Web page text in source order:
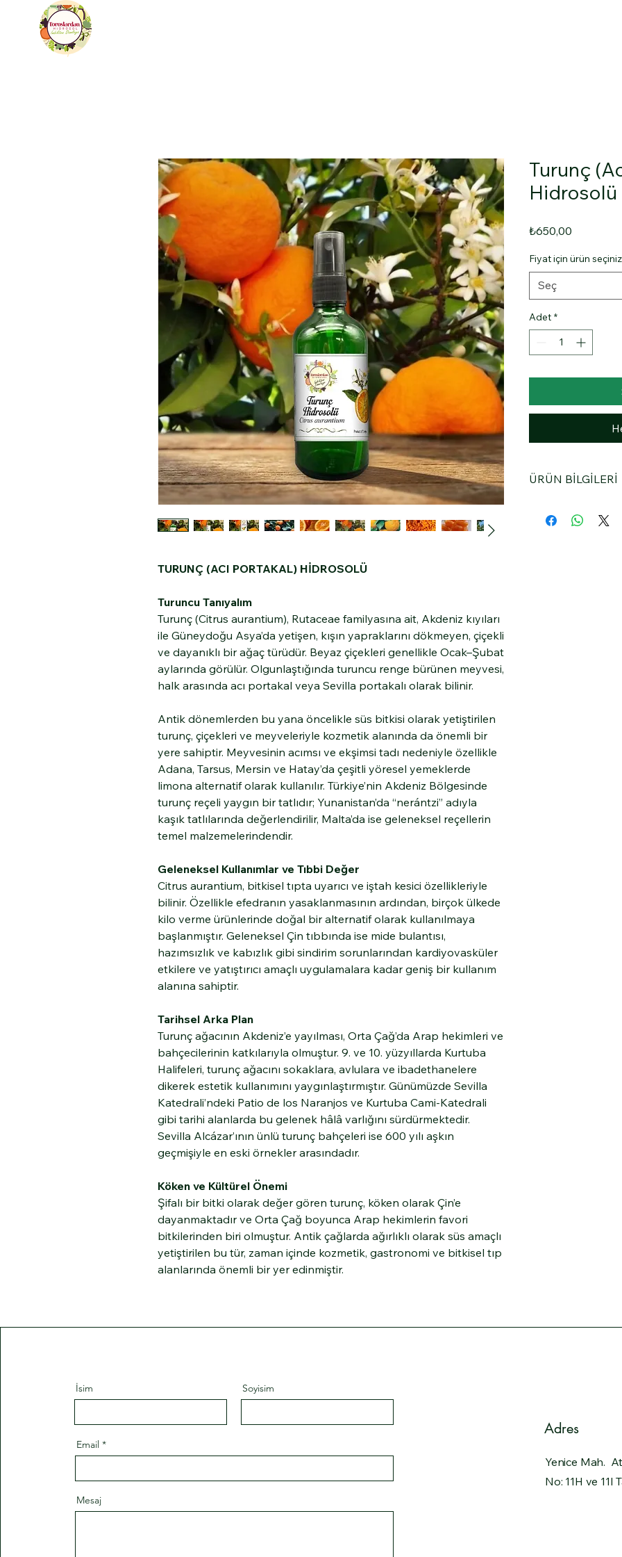
TURUNÇ (ACI PORTAKAL) HİDROSOLÜ
Turuncu Tanıyalım
Turunç (Citrus aurantium), Rutaceae familyasına ait, Akdeniz kıyıları
ile Güneydoğu Asya’da yetişen, kışın yapraklarını dökmeyen, çiçekli
ve dayanıklı bir ağaç türüdür. Beyaz çiçekleri genellikle Ocak–Şubat
aylarında görülür. Olgunlaştığında turuncu renge bürünen meyvesi,
halk arasında acı portakal veya Sevilla portakalı olarak bilinir.
Antik dönemlerden bu yana öncelikle süs bitkisi olarak yetiştirilen
turunç, çiçekleri ve meyveleriyle kozmetik alanında da önemli bir
yere sahiptir. Meyvesinin acımsı ve ekşimsi tadı nedeniyle özellikle
Adana, Tarsus, Mersin ve Hatay’da çeşitli yöresel yemeklerde
limona alternatif olarak kullanılır. Türkiye’nin Akdeniz Bölgesinde
turunç reçeli yaygın bir tatlıdır; Yunanistan’da “nerántzi” adıyla
kaşık tatlılarında değerlendirilir, Malta’da ise geleneksel reçellerin
temel malzemelerindendir.
Geleneksel Kullanımlar ve Tıbbi Değer
Citrus aurantium, bitkisel tıpta uyarıcı ve iştah kesici özellikleriyle
bilinir. Özellikle efedranın yasaklanmasının ardından, birçok ülkede
kilo verme ürünlerinde doğal bir alternatif olarak kullanılmaya
başlanmıştır. Geleneksel Çin tıbbında ise mide bulantısı,
hazımsızlık ve kabızlık gibi sindirim sorunlarından kardiyovasküler
etkilere ve yatıştırıcı amaçlı uygulamalara kadar geniş bir kullanım
alanına sahiptir.
Tarihsel Arka Plan
Turunç ağacının Akdeniz’e yayılması, Orta Çağ’da Arap hekimleri ve
bahçecilerinin katkılarıyla olmuştur. 9. ve 10. yüzyıllarda Kurtuba
Halifeleri, turunç ağacını sokaklara, avlulara ve ibadethanelere
dikerek estetik kullanımını yaygınlaştırmıştır. Günümüzde Sevilla
Katedrali’ndeki Patio de los Naranjos ve Kurtuba Cami-Katedrali
gibi tarihi alanlarda bu gelenek hâlâ varlığını sürdürmektedir.
Sevilla Alcázar’ının ünlü turunç bahçeleri ise 600 yılı aşkın
geçmişiyle en eski örnekler arasındadır.
Köken ve Kültürel Önemi
Şifalı bir bitki olarak değer gören turunç, köken olarak Çin’e
dayanmaktadır ve Orta Çağ boyunca Arap hekimlerin favori
bitkilerinden biri olmuştur. Antik çağlarda ağırlıklı olarak süs amaçlı
yetiştirilen bu tür, zaman içinde kozmetik, gastronomi ve bitkisel tıp
alanlarında önemli bir yer edinmiştir.
Turunç
Hidrosolü
₺650,00
Fiyat için ürün seçiniz
Seç
Adet *
ÜRÜN BİLGİLERİ
İsim Soyisim
Email
Mesaj
Adres
Yenice Mah.
No: 11H ve 11I